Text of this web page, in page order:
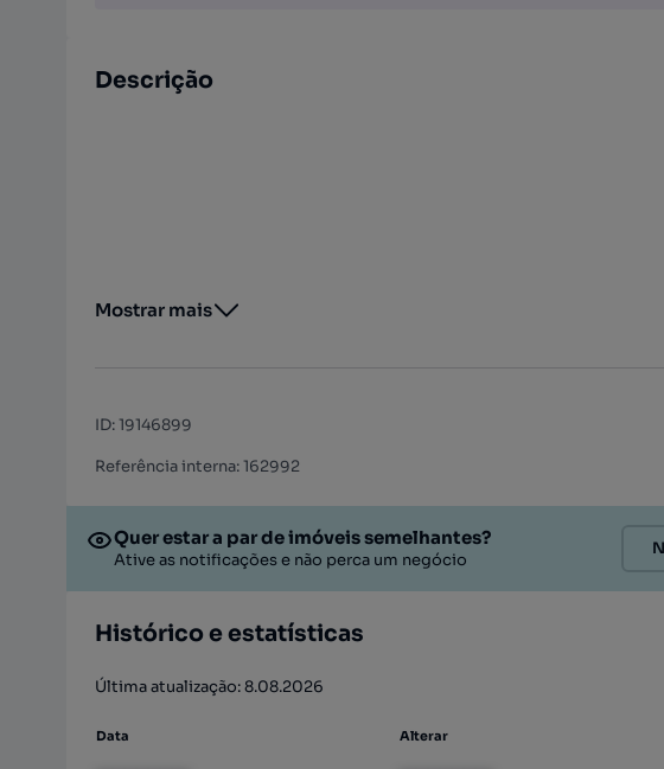
Descrição
Mostrar mais
ID:19146899
Referência interna: 162992
Quer estar a par de imóveis semelhantes?
Ative as notificações e não perca um negócio
Histórico e estatísticas
Última atualização: 8.08.2026
Data Alterar